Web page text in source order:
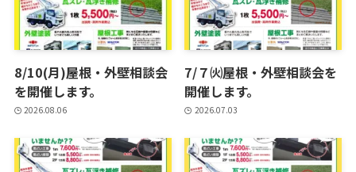
8/10(月)屋根・外壁相談会
を開催します。
2026.08.06
7/７㈫屋根・外壁相談会を
開催します。
2026.07.03